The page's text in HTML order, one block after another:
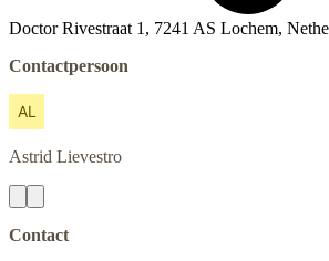
Doctor Rivestraat 1, 7241 AS Lochem,
Contactpersoon
Astrid Lievestro
Contact